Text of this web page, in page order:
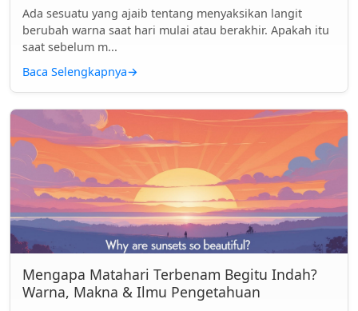
Ada sesuatu yang ajaib tentang menyaksikan langit
berubah warna saat hari mulai atau berakhir. Apakah itu
saat sebelum m...
Baca Selengkapnya→
Mengapa Matahari Terbenam Begitu Indah?
Warna, Makna & Ilmu Pengetahuan